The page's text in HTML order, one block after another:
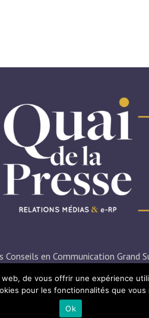
Conseils en Communication Grand
(Association des Journalistes du
– Site réalisé parDigital Evolution
de vous offrir une expérience
pour les fonctionnalités que vous
Ok